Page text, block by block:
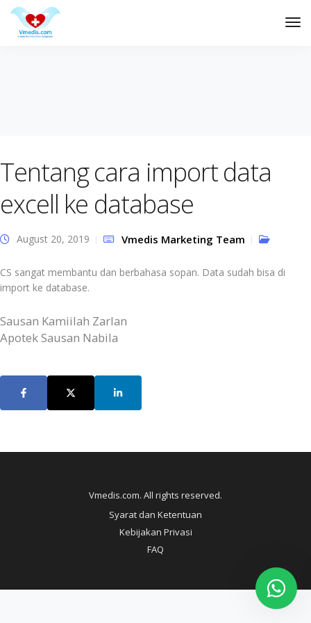
Tentang cara import data
excell ke database
August 20, 2019 Vmedis Marketing Team
CS sangat membantu dan berbahasa sopan. Data sudah bisa di
import ke database.
Sausan Kamiilah Zarlan
Apotek Sausan Nabila
Vmedis.com. All rights reserved.
Syarat dan Ketentuan
Kebijakan Privasi
FAQ